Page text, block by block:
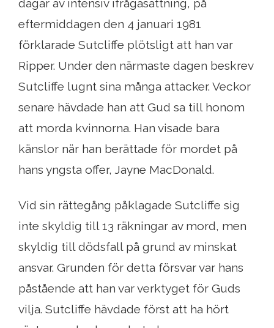
dagar av intensiv ifrågasättning, på
eftermiddagen den 4 januari 1981
förklarade Sutcliffe plötsligt att han var
Ripper. Under den närmaste dagen beskrev
Sutcliffe lugnt sina många attacker. Veckor
senare hävdade han att Gud sa till honom
att morda kvinnorna. Han visade bara
känslor när han berättade för mordet på
hans yngsta offer, Jayne MacDonald.
Vid sin rättegång påklagade Sutcliffe sig
inte skyldig till 13 räkningar av mord, men
skyldig till dödsfall på grund av minskat
ansvar. Grunden för detta försvar var hans
påstående att han var verktyget för Guds
vilja. Sutcliffe hävdade först att ha hört